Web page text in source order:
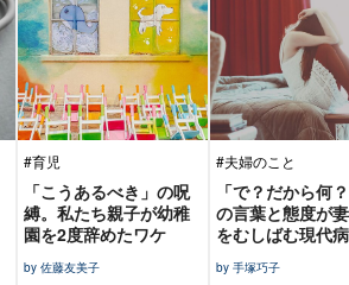
#育児
「こうあるべき」の呪
縛。私たち親子が幼稚
園を2度辞めたワケ
by 佐藤友美子
#夫婦のこと
「で？だから何
の言葉と態度が
をむしばむ現代病
by 手塚巧子